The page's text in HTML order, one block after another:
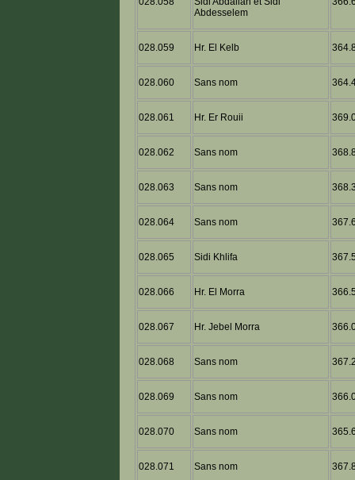
Abdesselem
028.059 Hr. El Kelb
028.060 Sans nom
028.061 Hr. Er Rouii
028.062 Sans nom
028.063 Sans nom
028.064 Sans nom
028.065 Sidi Khlifa
028.066 Hr. El Morra
028.067 Hr. Jebel Morra
028.068 Sans nom
028.069 Sans nom
028.070 Sans nom
028.071 Sans nom